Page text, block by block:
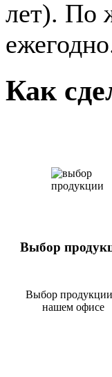
лет). По
Как
Выбор
Выбор
нашем офисе